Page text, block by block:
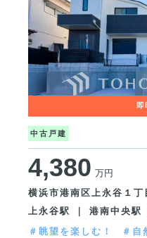
中古戸建
4,380 万円
横浜市港南区上永谷１丁
上永谷駅 ｜ 港南中央駅
＃眺望を楽しむ！
＃自